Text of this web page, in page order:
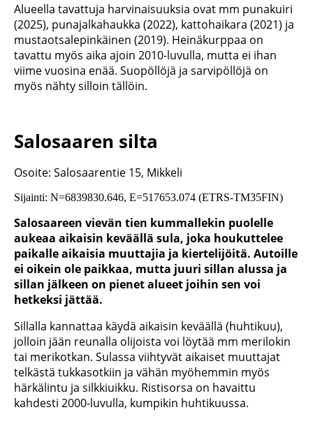
Alueella tavattuja harvinaisuuksia ovat mm punakuiri
(2025), punajalkahaukka (2022), kattohaikara (2021) ja
mustaotsalepinkäinen (2019). Heinäkurppaa on
tavattu myös aika ajoin 2010-luvulla, mutta ei ihan
viime vuosina enää. Suopöllöjä ja sarvipöllöjä on
myös nähty silloin tällöin.
Salosaaren silta
Osoite: Salosaarentie 15, Mikkeli
Sijainti: N=6839830.646, E=517653.074 (ETRS-TM35FIN)
Salosaareen vievän tien kummallekin puolelle
aukeaa aikaisin keväällä sula, joka houkuttelee
paikalle aikaisia muuttajia ja kiertelijöitä. Autoille
ei oikein ole paikkaa, mutta juuri sillan alussa ja
sillan jälkeen on pienet alueet joihin sen voi
hetkeksi jättää.
Sillalla kannattaa käydä aikaisin keväällä (huhtikuu),
jolloin jään reunalla olijoista voi löytää mm merilokin
tai merikotkan. Sulassa viihtyvät aikaiset muuttajat
telkästä tukkasotkiin ja vähän myöhemmin myös
härkälintu ja silkkiuikku. Ristisorsa on havaittu
kahdesti 2000-luvulla, kumpikin huhtikuussa.